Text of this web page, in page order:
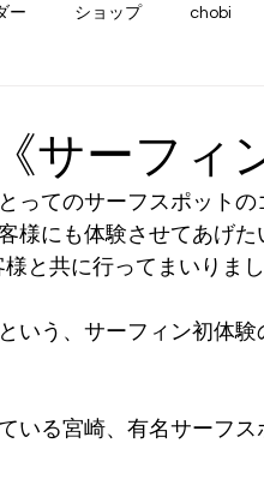
ー ショップ chobi
ーフィ
ってのサーフスポットの
様にも体験させてあげた
と共に行ってまいりまし
いう、サーフィン初体験
いる宮崎、有名サーフス